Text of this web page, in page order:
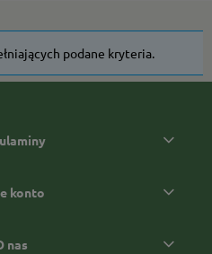
podane kryteria.
konto
nas